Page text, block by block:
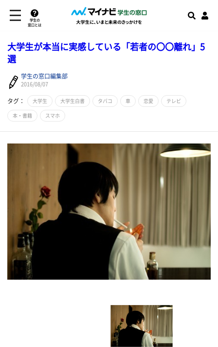
学生の
窓口とは
大学生が本当に実感している「若者の〇〇離れ」5
選
学生の窓口編集部
2016/08/07
タグ： 大学生 大学生白書 タバコ 車 恋愛 テレビ
本・書籍 スマホ